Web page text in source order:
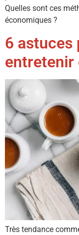
Quelles sont ces
économiques ?
6 astuces
entretenir
Très tendance